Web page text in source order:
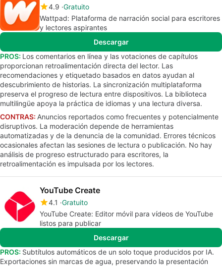
4.9 Gratuito
Wattpad: Plataforma de narración social para escritores
y lectores aspirantes
Descargar
PROS: Los comentarios en línea y las votaciones de capítulos
proporcionan retroalimentación directa del lector. Las
recomendaciones y etiquetado basados en datos ayudan al
descubrimiento de historias. La sincronización multiplataforma
preserva el progreso de lectura entre dispositivos. La biblioteca
multilingüe apoya la práctica de idiomas y una lectura diversa.
CONTRAS: Anuncios reportados como frecuentes y potencialmente
disruptivos. La moderación depende de herramientas
automatizadas y de la denuncia de la comunidad. Errores técnicos
ocasionales afectan las sesiones de lectura o publicación. No hay
análisis de progreso estructurado para escritores, la
retroalimentación es impulsada por los lectores.
YouTube Create
4.1 Gratuito
YouTube Create: Editor móvil para vídeos de YouTube
listos para publicar
Descargar
PROS: Subtítulos automáticos de un solo toque producidos por IA.
Exportaciones sin marcas de agua, preservando la presentación